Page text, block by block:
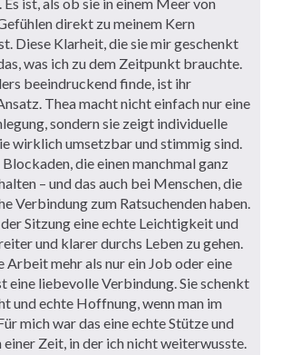
ist, als ob sie in einem Meer von
direkt zu meinem Kern
Diese Klarheit, die sie mir geschenkt
was ich zu dem Zeitpunkt brauchte.
beeindruckend finde, ist ihr
Thea macht nicht einfach nur eine
sondern sie zeigt individuelle
wirklich umsetzbar und stimmig sind.
die einen manchmal ganz
– und das auch bei Menschen, die
Verbindung zum Ratsuchenden haben.
Sitzung eine echte Leichtigkeit und
und klarer durchs Leben zu gehen.
Arbeit mehr als nur ein Job oder eine
eine liebevolle Verbindung. Sie schenkt
und echte Hoffnung, wenn man im
mich war das eine echte Stütze und
Zeit, in der ich nicht weiterwusste.